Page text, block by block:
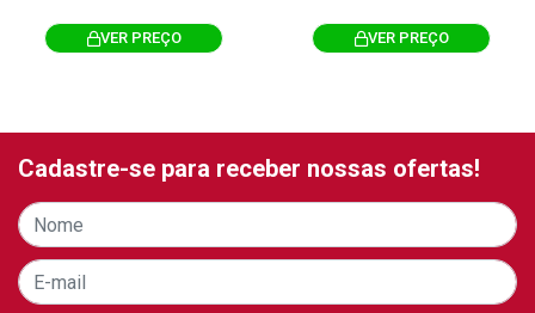
VER PREÇO VER PREÇO
Cadastre-se para receber nossas ofertas!